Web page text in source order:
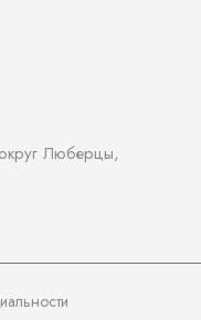
Люберцы,